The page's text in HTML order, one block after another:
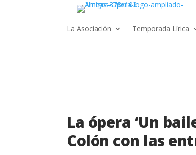
La Asociación Temporada Lírica
La ópera ‘Un
Colón con las